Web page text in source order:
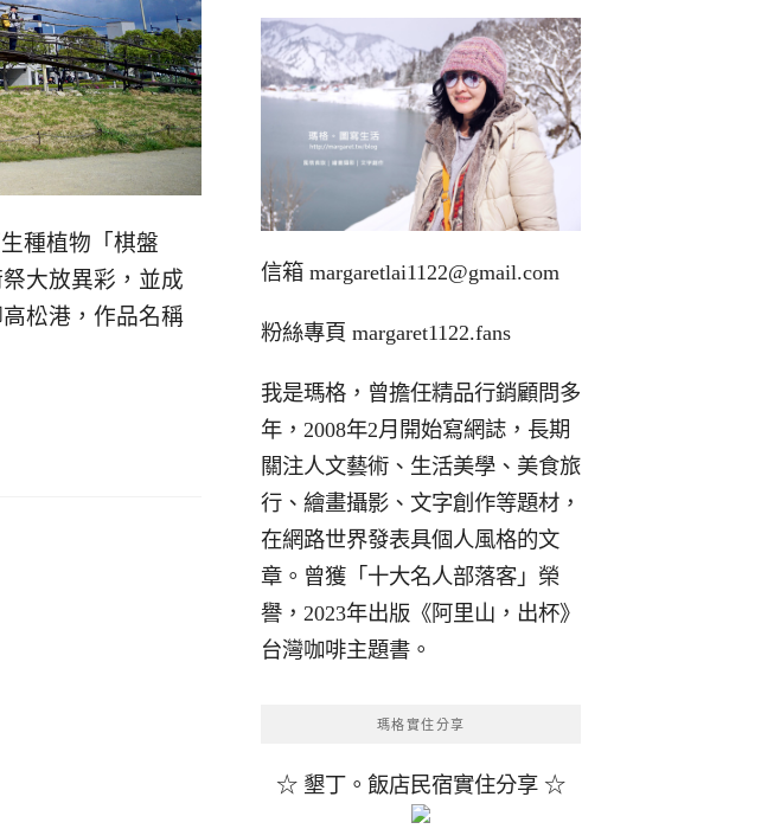
種植物「棋盤
大放異彩，並成
松港，作品名稱
信箱 margaretlai1122@gmail.com
粉絲專頁 margaret1122.fans
我是瑪格，曾擔任精品行銷顧問多
年，2008年2月開始寫網誌，長期
關注人文藝術、生活美學、美食旅
行、繪畫攝影、文字創作等題材，
在網路世界發表具個人風格的文
章。曾獲「十大名人部落客」榮
譽，2023年出版《阿里山，出杯》
台灣咖啡主題書。
瑪格實住分享
☆ 墾丁。飯店民宿實住分享 ☆